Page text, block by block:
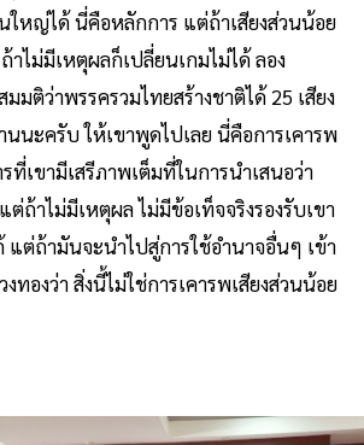
ใหญ่ได้ นี่คือหลักการ แต่ถ้าเสียงส่วนน้อย
าไม่มีเหตุผลก็เปลี่ยนเกมไม่ได้ ลอง
มติว่าพรรครวมไทยสร้างชาติได้ 25 เสียง
นะครับ ให้เขาพูดไปเลย นี่คือการเคารพ
ที่เขามีเสรีภาพเต็มที่ในการนำเสนอว่า
ต่ถ้าไม่มีเหตุผล ไม่มีข้อเท็จจริงรองรับเขา
แต่ถ้ามันจะนำไปสู่การใช้อำนาจอื่นๆ เข้า
ทองว่า สิ่งนี้ไม่ใช่การเคารพเสียงส่วนน้อย